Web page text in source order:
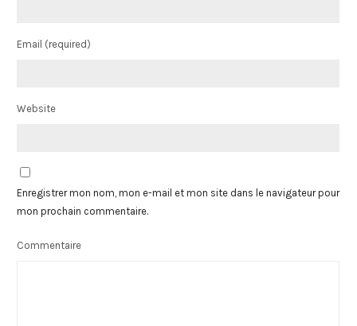
Email (required)
Website
Enregistrer mon nom, mon e-mail et mon site dans le navigateur pour
mon prochain commentaire.
Commentaire